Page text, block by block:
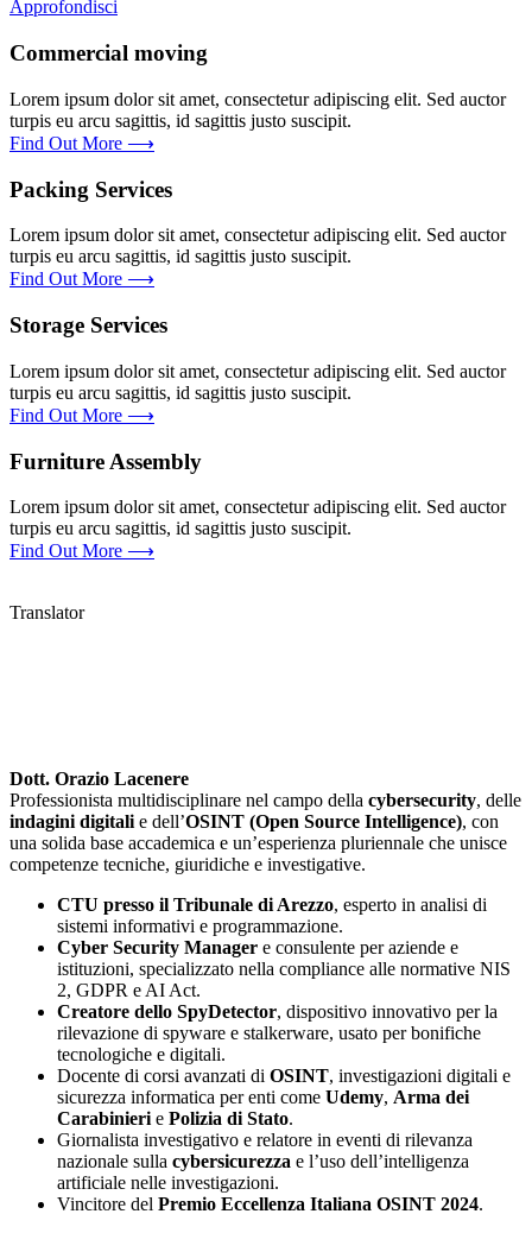
Approfondisci
Commercial moving
Lorem ipsum dolor sit amet, consectetur adipiscing elit. Sed auctor
turpis eu arcu sagittis, id sagittis justo suscipit.
Find Out More ⟶
Packing Services
Lorem ipsum dolor sit amet, consectetur adipiscing elit. Sed auctor
turpis eu arcu sagittis, id sagittis justo suscipit.
Find Out More ⟶
Storage Services
Lorem ipsum dolor sit amet, consectetur adipiscing elit. Sed auctor
turpis eu arcu sagittis, id sagittis justo suscipit.
Find Out More ⟶
Furniture Assembly
Lorem ipsum dolor sit amet, consectetur adipiscing elit. Sed auctor
turpis eu arcu sagittis, id sagittis justo suscipit.
Find Out More ⟶
Translator
Dott. Orazio Lacenere
Professionista multidisciplinare nel campo della cybersecurity, delle
indagini digitali e dell’OSINT (Open Source Intelligence), con
una solida base accademica e un’esperienza pluriennale che unisce
competenze tecniche, giuridiche e investigative.
CTU presso il Tribunale di Arezzo, esperto in analisi di
sistemi informativi e programmazione.
Cyber Security Manager e consulente per aziende e
istituzioni, specializzato nella compliance alle normative NIS
2, GDPR e AI Act.
Creatore dello SpyDetector, dispositivo innovativo per la
rilevazione di spyware e stalkerware, usato per bonifiche
tecnologiche e digitali.
Docente di corsi avanzati di OSINT, investigazioni digitali e
sicurezza informatica per enti come Udemy, Arma dei
Carabinieri e Polizia di Stato.
Giornalista investigativo e relatore in eventi di rilevanza
nazionale sulla cybersicurezza e l’uso dell’intelligenza
artificiale nelle investigazioni.
Vincitore del Premio Eccellenza Italiana OSINT 2024.